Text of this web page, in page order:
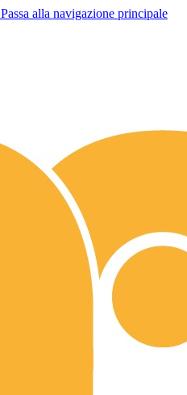
Passa alla navigazione principale